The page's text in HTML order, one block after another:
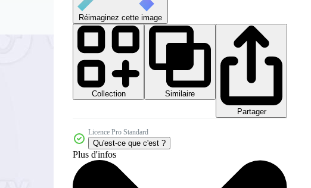
Réimaginez cette image
Collection
Similaire
Partager
Licence Pro Standard
Qu'est-ce que c'est ?
Plus d'infos